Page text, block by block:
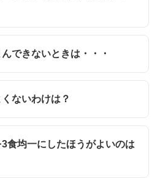
できないときは・・・
ないわけは？
均一にしたほうがよいのは